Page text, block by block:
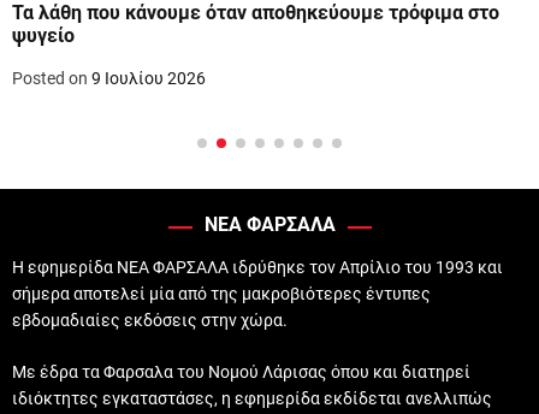
Τα λάθη που κάνουμε όταν αποθηκεύουμε τρόφιμα στο
ψυγείο
Posted on 9 Ιουλίου 2026
ΝΕΑ ΦΑΡΣΑΛΑ
Η εφημερίδα ΝΕΑ ΦΑΡΣΑΛΑ ιδρύθηκε τον Απρίλιο του 1993 και
σήμερα αποτελεί μία από της μακροβιότερες έντυπες
εβδομαδιαίες εκδόσεις στην χώρα.
Με έδρα τα Φαρσαλα του Νομού Λάρισας όπου και διατηρεί
ιδιόκτητες εγκαταστάσες, η εφημερίδα εκδίδεται ανελλιπώς